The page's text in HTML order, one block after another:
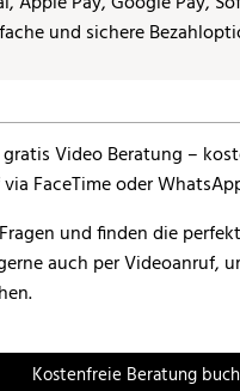
und finden die
auch per Videoanruf,
Kostenfreie Beratung